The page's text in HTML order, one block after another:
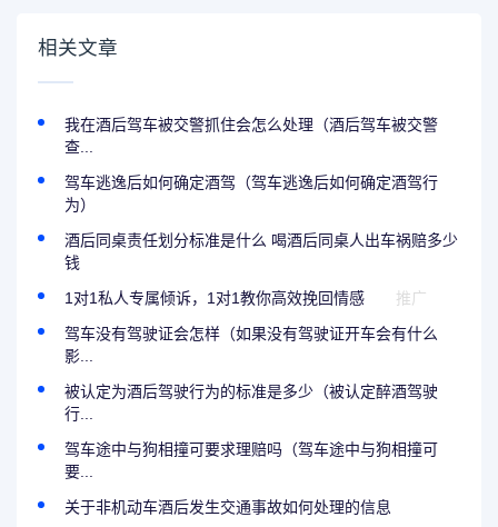
相关文章
我在酒后驾车被交警抓住会怎么处理（酒后驾车被交警
查...
驾车逃逸后如何确定酒驾（驾车逃逸后如何确定酒驾行
为）
酒后同桌责任划分标准是什么 喝酒后同桌人出车祸赔多少
钱
1对1私人专属倾诉，1对1教你高效挽回情感
推广
驾车没有驾驶证会怎样（如果没有驾驶证开车会有什么
影...
被认定为酒后驾驶行为的标准是多少（被认定醉酒驾驶
行...
驾车途中与狗相撞可要求理赔吗（驾车途中与狗相撞可
要...
关于非机动车酒后发生交通事故如何处理的信息